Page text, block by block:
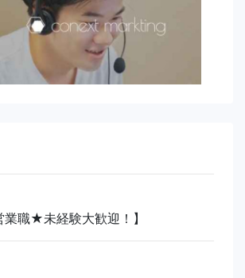
業職★未経験大歓迎！】